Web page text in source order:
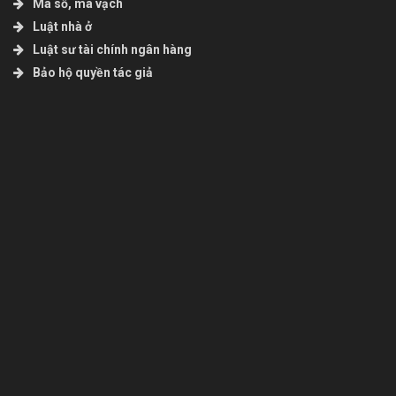
Mã số, mã vạch
Luật nhà ở
Luật sư tài chính ngân hàng
Bảo hộ quyền tác giả